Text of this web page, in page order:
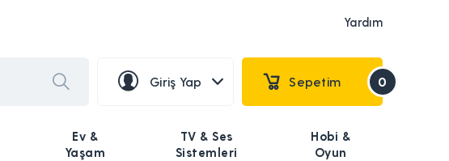
Yardım
Giriş Yap Sepetim 0
Ev &
Yaşam
TV & Ses
Sistemleri
Hobi &
Oyun